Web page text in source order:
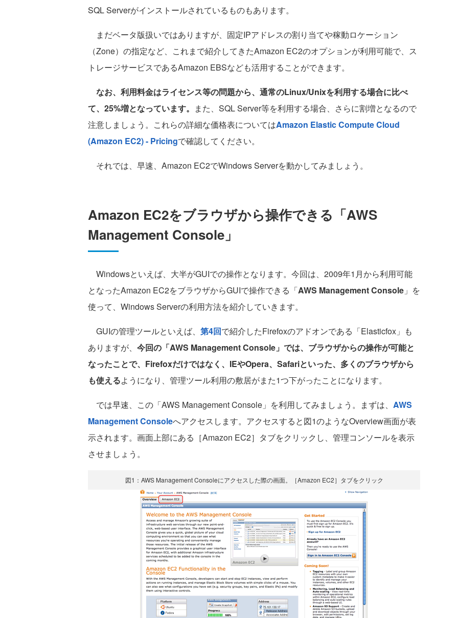
SQL Serverがインストールされているものもあります。
まだベータ版扱いではありますが、固定IPアドレスの割り当てや稼動ロケーション
（Zone）の指定など、これまで紹介してきたAmazon EC2のオプションが利用可能で、ス
トレージサービスであるAmazon EBSなども活用することができます。
なお、利用料金はライセンス等の問題から、通常のLinux/Unixを利用する場合に比べ
て、25%増となっています。 また、SQL Server等を利用する場合、さらに割増となるので
注意しましょう。これらの詳細な価格表についてはAmazon Elastic Compute Cloud
(Amazon EC2) - Pricingで確認してください。
それでは、早速、Amazon EC2でWindows Serverを動かしてみましょう。
Amazon EC2をブラウザから操作できる「AWS
Management Console」
Windowsといえば、大半がGUIでの操作となります。今回は、2009年1月から利用可能
となったAmazon EC2をブラウザからGUIで操作できる「AWS Management Console 」を
使って、Windows Serverの利用方法を紹介していきます。
GUIの管理ツールといえば、 第4回で紹介したFirefoxのアドオンである「Elasticfox」も
ありますが、 今回の「AWS Management Console」では、ブラウザからの操作が可能と
なったことで、Firefoxだけではなく、IEやOpera、Safariといった、多くのブラウザから
も使えるようになり、管理ツール利用の敷居がまた1つ下がったことになります。
では早速、この「AWS Management Console」を利用してみましょう。まずは、 AWS
Management Consoleへアクセスします。アクセスすると図1のようなOverview画面が表
示されます。画面上部にある［Amazon EC2］タブをクリックし、管理コンソールを表示
させましょう。
図1：AWS Management Consoleにアクセスした際の画面。［Amazon EC2］タブをクリック